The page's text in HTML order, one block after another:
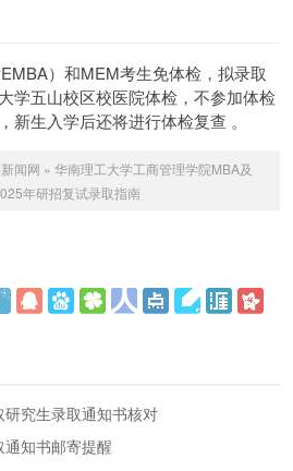
）和MEM考生免体检，拟录取
学五山校区校医院体检，不参加体检
新生入学后还将进行体检复查 。
闻网 » 华南理工大学工商管理学院MBA及
年研招复试录取指南
究生录取通知书核对
知书邮寄提醒